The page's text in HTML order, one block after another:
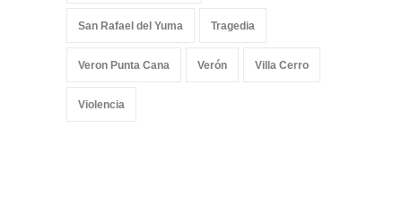
San Rafael del Yuma Tragedia
Veron Punta Cana Verón Villa Cerro
Violencia